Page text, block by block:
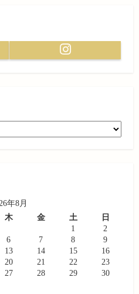
Instagram
年8月
木 金 土
日
1
2
6 7 8
9
13 14 15
16
20 21 22
23
27 28 29
30